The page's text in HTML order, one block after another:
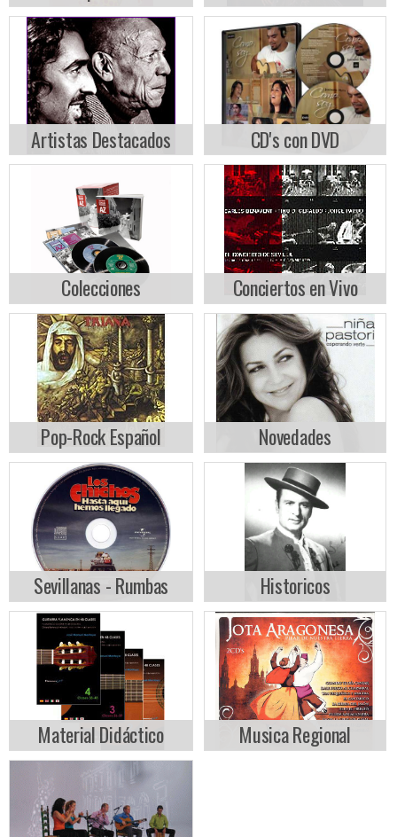
Artistas Destacados CD's con DVD
Colecciones Conciertos en Vivo
Pop-Rock Español Novedades
Sevillanas - Rumbas Historicos
Material Didáctico Musica Regional